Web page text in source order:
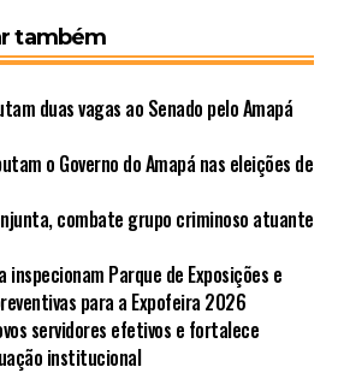
também
duas vagas ao Senado pelo Amapá
o Governo do Amapá nas eleições de
combate grupo criminoso atuante
Parque de Exposições e
para a Expofeira 2026
servidores efetivos e fortalece
institucional